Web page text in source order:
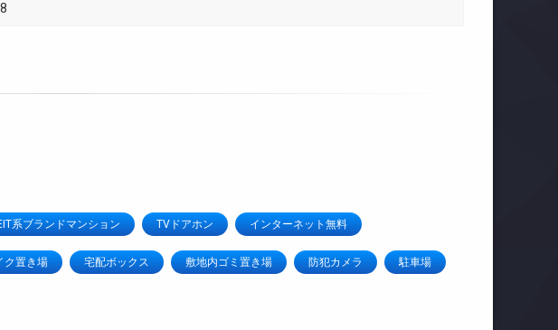
系ブランドマンション TVドアホン インターネット無料
ク置き場 宅配ボックス 敷地内ゴミ置き場 防犯カメラ 駐車場